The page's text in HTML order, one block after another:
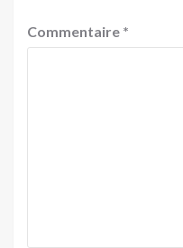
Commentaire *